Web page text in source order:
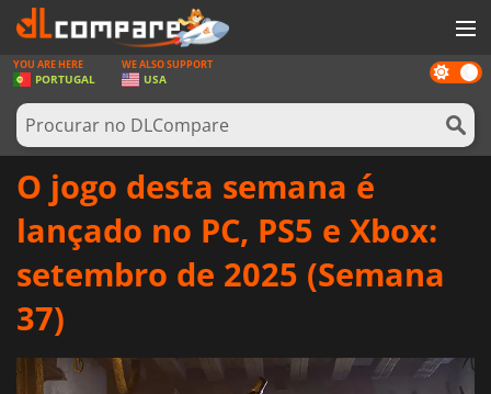
JOGOS
GAME CARDS
SOFTWARE
REWARDS
HARDWARE
ENTRAR OU REGISTAR
Dark
mode
YOU ARE HERE
PORTUGAL
WE ALSO SUPPORT
USA
O jogo desta semana é
lançado no PC, PS5 e Xbox:
setembro de 2025 (Semana
37)